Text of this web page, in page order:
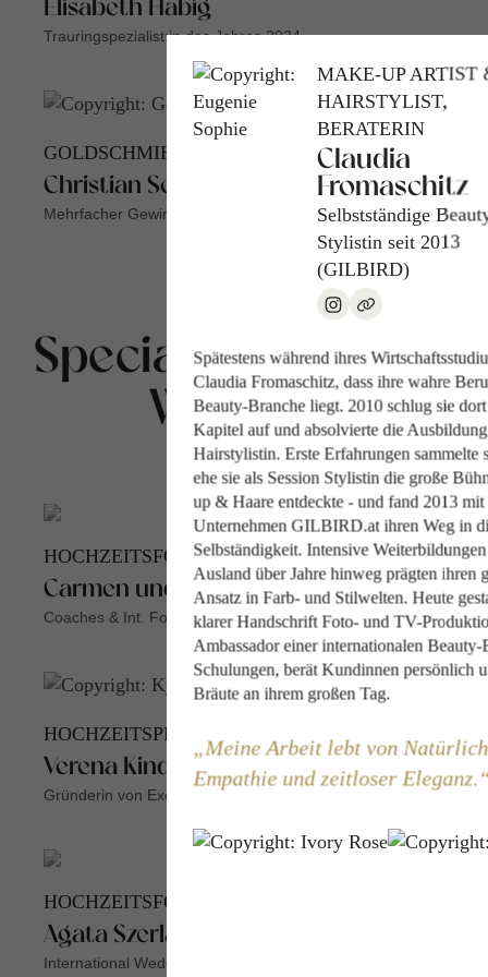
Elisabeth Habig
Trauringspezialist:in des Jahres 2024
GOLDSCHMIEDE-MEISTER
Christian Sommer
Mehrfacher Gewinner des AWA
Special: Elopement
Wedding
HOCHZEITSFOTOGRAFEN
Carmen und Ingo Leitner
Coaches & Int. Fotografen
HOCHZEITSPLANERIN
Verena Kindermann
Gründerin von Exclusive Weddings Austria
HOCHZEITSFOTOGRAFIN
Agata Szerlag
International Wedding Photographer
MAKE-UP ARTIST
HAIRSTYLIST,
BERATERIN
Claudia
Fromaschitz
Selbstständige
Stylistin seit 2013
(GILBIRD)
Spätestens während ihres
Claudia Fromaschitz, dass ihre wahre
Beauty-Branche liegt. 2010 schlug sie
Kapitel auf und absolvierte die
Hairstylistin. Erste Erfahrungen sammelte
ehe sie als Session Stylistin die große
up & Haare entdeckte - und fand 2013 mit
Unternehmen GILBIRD.at ihren Weg in
Selbständigkeit. Intensive
Ausland über Jahre hinweg prägten ihren
Ansatz in Farb- und Stilwelten. Heute
klarer Handschrift Foto- und TV-
Ambassador einer internationalen
Schulungen, berät Kundinnen persönlich
Bräute an ihrem großen Tag.
Meine Arbeit lebt von
Empathie und zeitloser Eleganz.